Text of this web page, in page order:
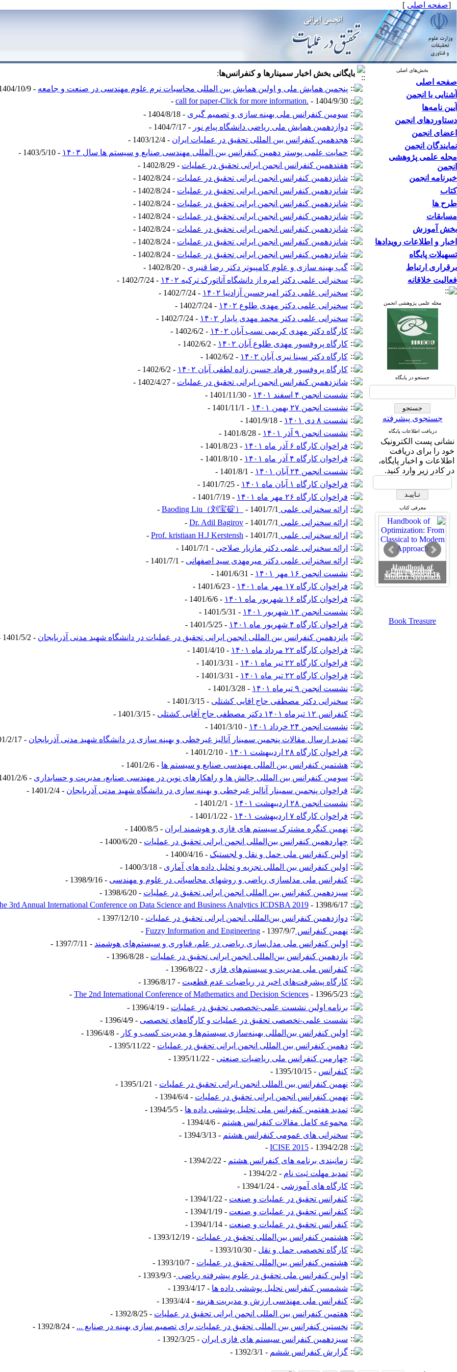
[صفحه اصلی ]
بخش‌های اصلی
صفحه اصلی
آشنایی با انجمن
آیین نامه‌ها
دستاوردهای انجمن
اعضای انجمن
نمایندگان انجمن
مجله علمی پژوهشی
انجمن
خبرنامه انجمن
کتاب
طرح ها
مسابقات
بخش آموزش
اخبار و اطلاعات رویدادها
تسهیلات پایگاه
برقراری ارتباط
فعالیت خلاقانه
مجله علمی پژوهشی انجمن
جستجو در پایگاه
جستجوی پیشرفته
دریافت اطلاعات پایگاه
نشانی پست الکترونیک
خود را برای دریافت
اطلاعات و اخبار پایگاه،
در کادر زیر وارد کنید.
معرفی کتاب
Handbook of
Optimization:
From Classical to
Modern Approach
Book Treasure
بایگانی بخش اخبار سمینارها و کنفرانس‌ها:
پنجمین همایش ملی و اولین همایش بین المللی محاسبات نرم علوم مهندسی در صنعت و جامعه - 1404/10/9 -
call for paper-Click for more information. - 1404/9/30 -
سومین کنفرانس ملی بهینه سازی و تصمیم گیری - 1404/8/18 -
دوازدهمین همایش ملی ریاضی دانشگاه پیام نور - 1404/7/17 -
هجدهمین کنفرانس بین المللی تحقیق در عملیات ایران - 1403/12/4 -
حمایت علمی پوستر دهمین کنفرانس بین المللی مهندسی صنایع و سیستم ها سال ۱۴۰۳
- 1403/5/10 -
هفتدهمین کنفرانس انجمن ایرانی تحقیق در عملیات - 1402/8/29 -
شانزدهمین کنفرانس انجمن ایرانی تحقیق در عملیات - 1402/8/24 -
شانزدهمین کنفرانس انجمن ایرانی تحقیق در عملیات - 1402/8/24 -
شانزدهمین کنفرانس انجمن ایرانی تحقیق در عملیات - 1402/8/24 -
شانزدهمین کنفرانس انجمن ایرانی تحقیق در عملیات - 1402/8/24 -
شانزدهمین کنفرانس انجمن ایرانی تحقیق در عملیات - 1402/8/24 -
شانزدهمین کنفرانس انجمن ایرانی تحقیق در عملیات - 1402/8/24 -
شانزدهمین کنفرانس انجمن ایرانی تحقیق در عملیات - 1402/8/24 -
گپ بهینه سازی و علوم کامپیوتر دکتر رضا قنبری - 1402/8/20 -
سخنرانی علمی دکتر امره از دانشگاه آتاتورک ترکیه ۱۴۰۲
- 1402/7/24 -
سخنرانی علمی دکتر امیرحسین آزادنیا ۱۴۰۲
- 1402/7/24 -
سخنرانی علمی دکتر مهدی طلوع ۱۴۰۲
- 1402/7/24 -
سخنرانی علمی دکتر محمد مهدی پایدار ۱۴۰۲
- 1402/7/24 -
کارگاه دکتر مهدی کریمی نسب آبان ۱۴۰۲
- 1402/6/2 -
کارگاه پروفسور مهدی طلوع آبان ۱۴۰۲
- 1402/6/2 -
کارگاه دکتر سینا نیری آبان ۱۴۰۲
- 1402/6/2 -
کارگاه پروفسور فرهاد حسین زاده لطفی آبان ۱۴۰۲
- 1402/6/2 -
شانزدهمین کنفرانس انجمن ایرانی تحقیق در عملیات - 1402/4/27 -
نشست انجمن ۴ اسفند ۱۴۰۱
- 1401/11/30 -
نشست انجمن ۲۷ بهمن ۱۴۰۱
- 1401/11/1 -
نشست ۸ دی ۱۴۰۱
- 1401/9/18 -
نشست انجمن ۹ آذر ۱۴۰۱
- 1401/8/28 -
فراخوان کارگاه ۶ آذر ماه ۱۴۰۱
- 1401/8/23 -
فراخوان کارگاه ۴ آذر ماه ۱۴۰۱
- 1401/8/10 -
نشست انجمن ۲۴ آبان ۱۴۰۱
- 1401/8/1 -
فراخوان کارگاه ۱ آبان ماه ۱۴۰۱
- 1401/7/25 -
فراخوان کارگاه ۲۶ مهر ماه ۱۴۰۱
- 1401/7/19 -
ارائه سخنرانی علمی Baoding Liu（刘宝碇） - 1401/7/1 -
ارائه سخنرانی علمی Dr. Adil Bagirov - 1401/7/1 -
ارائه سخنرانی علمی Prof. kristiaan H.J Kerstensh - 1401/7/1 -
ارائه سخنرانی علمی دکتر مازیار صلاحی - 1401/7/1 -
ارائه سخنرانی علمی دکتر میرمهدی سید اصفهانی - 1401/7/1 -
نشست انجمن ۱۶ مهر ۱۴۰۱
- 1401/6/31 -
فراخوان کارگاه ۱۷ مهر ماه ۱۴۰۱
- 1401/6/23 -
فراخوان کارگاه ۱۶ شهریور ماه ۱۴۰۱
- 1401/6/6 -
نشست انجمن ۱۳ شهریور ۱۴۰۱
- 1401/5/31 -
فراخوان کارگاه ۴ شهریور ماه ۱۴۰۱
- 1401/5/25 -
پانزدهمین کنفرانس بین المللی انجمن ایرانی تحقیق در عملیات در دانشگاه شهید مدنی آذربایجان - 1401/5/2 -
فراخوان کارگاه ۲۲ مرداد ماه ۱۴۰۱
- 1401/4/10 -
فراخوان کارگاه ۲۲ تیر ماه ۱۴۰۱
- 1401/3/31 -
فراخوان کارگاه ۲۲ تیر ماه ۱۴۰۱
- 1401/3/31 -
نشست انجمن ۹ تیرماه ۱۴۰۱
- 1401/3/28 -
سخنرانی دکتر مصطفی حاج اقایی کشتلی - 1401/3/15 -
کنفرانس ۱۲ تیرماه ۱۴۰۱ دکتر مصطفی حاج آقایی کشتلی
- 1401/3/15 -
نشست انجمن ۲۴ خرداد ۱۴۰۱
- 1401/3/10 -
تمدید ارسال مقالات پنجمین سمینار آنالیز غیرخطی و بهینه سازی در دانشگاه شهید مدنی آذربایجان - 1401/2/17 -
فراخوان کارگاه ۲۸ اردیبهشت ۱۴۰۱
- 1401/2/10 -
هشتمین کنفرانس بین المللی مهندسی صنایع و سیستم ها - 1401/2/6 -
سومین کنفرانس بین المللی چالش ها و راهکارهای نوین در مهندسی صنایع، مدیریت و حسابداری - 1401/2/6 -
فراخوان پنجمین سمینار آنالیز غیرخطی و بهینه سازی در دانشگاه شهید مدنی آذربایجان - 1401/2/4 -
نشست انجمن ۲۸ اردیبهشت ۱۴۰۱
- 1401/2/1 -
فراخوان کارگاه ۷ اردیبهشت ۱۴۰۱
- 1401/1/22 -
نهمین کنگره مشترک سیستم های فازی و هوشمند ایران - 1400/8/5 -
چهاردهمین کنفرانس بین‌المللی انجمن ایرانی تحقیق در عملیات - 1400/6/20 -
اولین کنفرانس ملی حمل و نقل و لجستیک - 1400/4/16 -
اولین کنفرانس بین المللی تجزیه و تحلیل داده های آماری - 1400/3/18 -
کنفرانس ملی مدلسازی ریاضی و روشهای محاسباتی در علوم و مهندسی - 1398/9/16 -
سیزدهمین کنفرانس بین المللی انجمن ایرانی تحقیق در عملیات - 1398/6/20 -
3rd Annual International Conference on Data Science and Business Analytics ICDSBA 2019 - 1398/6/17 -
دوازدهمین کنفرانس بین‌المللی انجمن ایرانی تحقیق در عملیات - 1397/12/10 -
نهمین کنفرانس Fuzzy Information and Engineering - 1397/9/7 -
اولین کنفرانس ملی مدل‌سازی ریاضی در علم، فناوری و سیستم‌های هوشمند - 1397/7/11 -
یازدهمین کنفرانس بین‌المللی انجمن ایرانی تحقیق در عملیات - 1396/8/28 -
کنفرانس ملی مدیریت و سیستم‌های فازی - 1396/8/22 -
کارگاه پیشرفت‌های اخیر در ریاضیات عدم قطعیت - 1396/8/17 -
The 2nd International Conference of Mathematics and Decision Sciences - 1396/5/23 -
برنامه اولین نشست علمی-تخصصی تحقیق در عملیات - 1396/4/19 -
نشست علمی-تخصصی تحقیق در عملیات و کارگاه‌های تخصصی - 1396/4/9 -
اولین کنفرانس بین‌المللی بهینه‌سازی سیستم‌ها و مدیریت کسب و کار - 1396/4/8 -
دهمین کنفرانس بین المللی انجمن ایرانی تحقیق در عملیات - 1395/11/22 -
چهارمین کنفرانس ملی ریاضیات صنعتی - 1395/11/22 -
کنفرانس - 1395/10/15 -
نهمین کنفرانس بین المللی انجمن ایرانی تحقیق در عملیات - 1395/1/21 -
نهمین کنفرانس انجمن ایرانی تحقیق در عملیات - 1394/6/4 -
تمدید هفتمین کنفرانس ملی تحلیل پوششی داده ها - 1394/5/5 -
مجموعه کامل مقالات کنفرانس هشتم - 1394/4/6 -
سخنرانی های عمومی کنفرانس هشتم - 1394/3/13 -
ICISE 2015 - 1394/2/28 -
زمانبندی برنامه های کنفرانس هشتم - 1394/2/22 -
تمدید مهلت ثبت نام - 1394/2/2 -
کارگاه های آموزشی - 1394/1/24 -
کنفرانس تحقیق در عملیات و صنعت - 1394/1/22 -
کنفرانس تحقیق در عملیات و صنعت - 1394/1/19 -
کنفرانس تحقیق در عملیات و صنعت - 1394/1/14 -
هشتمین کنفرانس بین‌المللی تحقیق در عملیات - 1393/12/19 -
کارگاه تخصصی حمل و نقل - 1393/10/30 -
هشتمین کنفرانس بین‌المللی تحقیق در عملیات - 1393/10/7 -
اولین کنفرانس ملی تحقیق در علوم پیشرفته ریاضی - 1393/9/3 -
ششمسن کنفرانس تحلیل پوششی داده ها - 1393/4/17 -
کنفرانس ملی مهندسی ارزش و مدیریت هزینه - 1393/4/4 -
هفتمین کنفرانس بین المللی انجمن ایرانی تحقیق در عملیات - 1392/8/25 -
نخستین کنفرانس بین المللی تحقیق در عملیات برای تصمیم سازی بهینه در صنایع ... - 1392/8/24 -
سیزدهمین کنفرانس سیستم های فازی ایران - 1392/3/25 -
گزارش کنفرانس ششم - 1392/3/1 -